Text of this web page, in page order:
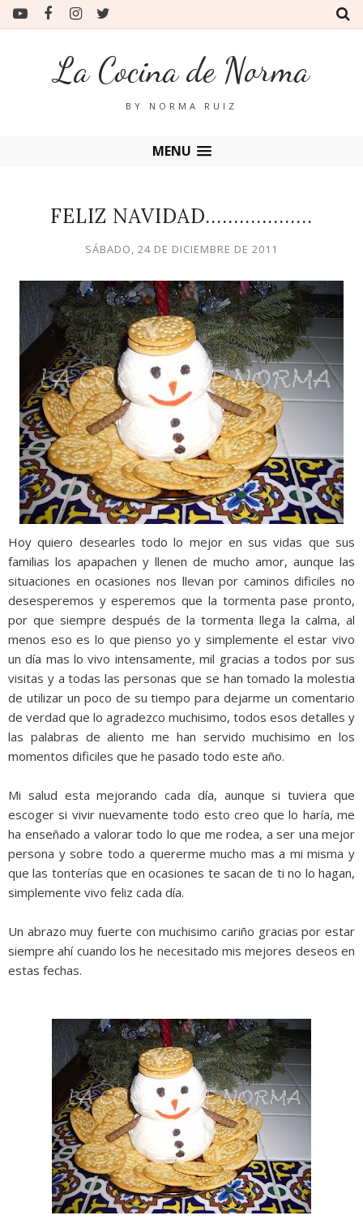
La Cocina de Norma
BY NORMA RUIZ
MENU
FELIZ NAVIDAD...................
SÁBADO, 24 DE DICIEMBRE DE 2011
Hoy quiero desearles todo lo mejor en sus vidas que sus
familias los apapachen y llenen de mucho amor, aunque las
situaciones en ocasiones nos llevan por caminos dificiles no
desesperemos y esperemos que la tormenta pase pronto,
por que siempre después de la tormenta llega la calma, al
menos eso es lo que pienso yo y simplemente el estar vivo
un día mas lo vivo intensamente, mil gracias a todos por sus
visitas y a todas las personas que se han tomado la molestia
de utilizar un poco de su tiempo para dejarme un comentario
de verdad que lo agradezco muchisimo, todos esos detalles y
las palabras de aliento me han servido muchisimo en los
momentos dificiles que he pasado todo este año.
Mi salud esta mejorando cada día, aunque si tuviera que
escoger si vivir nuevamente todo esto creo que lo haría, me
ha enseñado a valorar todo lo que me rodea, a ser una mejor
persona y sobre todo a quererme mucho mas a mi misma y
que las tonterías que en ocasiones te sacan de ti no lo hagan,
simplemente vivo feliz cada día.
Un abrazo muy fuerte con muchisimo cariño gracias por estar
siempre ahí cuando los he necesitado mis mejores deseos en
estas fechas.